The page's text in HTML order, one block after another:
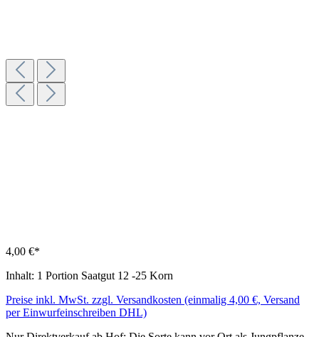
4,00 €*
Inhalt: 1 Portion Saatgut 12 -25 Korn
Preise inkl. MwSt. zzgl. Versandkosten (einmalig 4,00 €, Versand
per Einwurfeinschreiben DHL)